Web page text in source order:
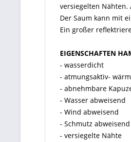
versiegelten Nähten.
Der Saum kann mit
Ein großer
EIGENSCHAFTEN
- wasserdicht
- atmungsaktiv-
- abnehmbare
- Wasser abweisend
- Wind abweisend
- Schmutz abweisend
- versiegelte Nähte